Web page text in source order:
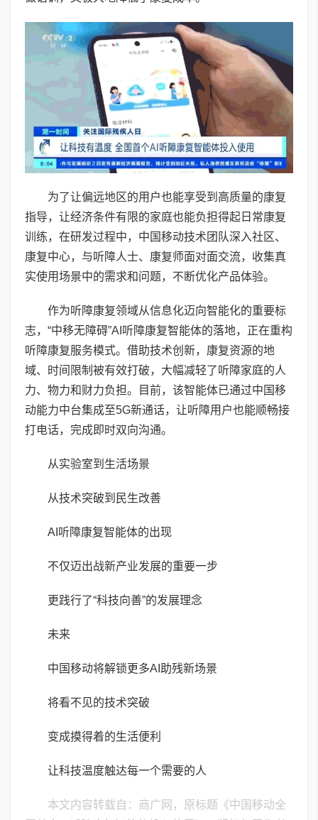
为了让偏远地区的用户也能享受到高质量的康复
指导，让经济条件有限的家庭也能负担得起日常康复
训练，在研发过程中，中国移动技术团队深入社区、
康复中心，与听障人士、康复师面对面交流，收集真
实使用场景中的需求和问题，不断优化产品体验。
作为听障康复领域从信息化迈向智能化的重要标
志，“中移无障碍”AI听障康复智能体的落地，正在重构
听障康复服务模式。借助技术创新，康复资源的地
域、时间限制被有效打破，大幅减轻了听障家庭的人
力、物力和财力负担。目前，该智能体已通过中国移
动能力中台集成至5G新通话，让听障用户也能顺畅接
打电话，完成即时双向沟通。
从实验室到生活场景
从技术突破到民生改善
AI听障康复智能体的出现
不仅迈出战新产业发展的重要一步
更践行了“科技向善”的发展理念
未来
中国移动将解锁更多AI助残新场景
将看不见的技术突破
变成摸得着的生活便利
让科技温度触达每一个需要的人
本文内容转载自：商广网，原标题《中国移动全